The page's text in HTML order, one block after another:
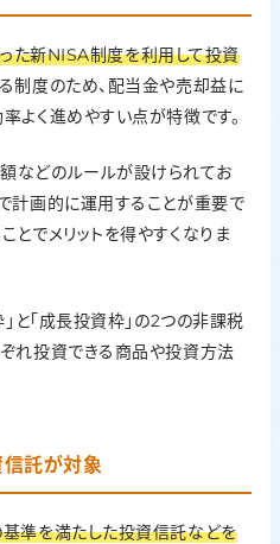
た新NISA制度を利用して投資
制度のため、配当金や売却益に
よく進めやすい点が特徴です。
などのルールが設けられてお
計画的に運用することが重要で
とでメリットを得やすくなりま
と「成長投資枠」の2つの非課税
れ投資できる商品や投資方法
信託が対象
準を満たした投資信託などを